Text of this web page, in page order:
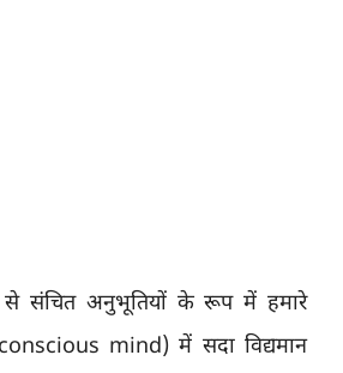
से संचित अनुभूतियों के रूप में हमारे
mind) में सदा विद्यमान